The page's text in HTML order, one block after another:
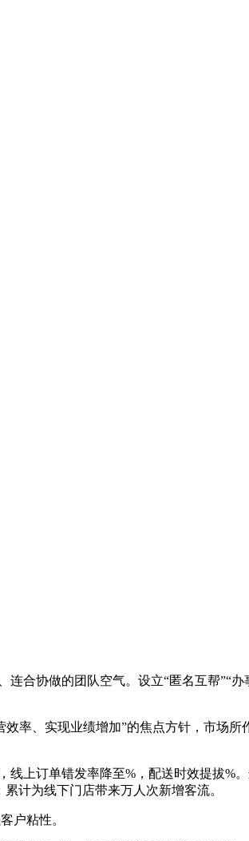
协做的团队空气。设立“匿名互帮”“办
、实现业绩增加”的焦点方针，市场所
上订单错发率降至%，配送时效提拔%
计为线下门店带来万人次新增客流。
户粘性。